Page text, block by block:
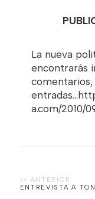
La nueva
encontrarás
comentarios,
a.com/2010/
ENTREVISTA A